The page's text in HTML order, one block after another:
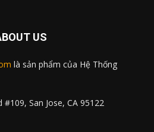
US
là sản phẩm của Hệ Thống
San Jose, CA 95122